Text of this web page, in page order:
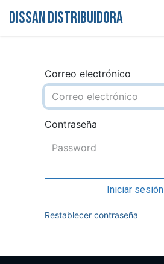
DISSAN DISTRIBUIDORA
Correo electrónico
Contraseña
Iniciar sesión
Restablecer contraseña